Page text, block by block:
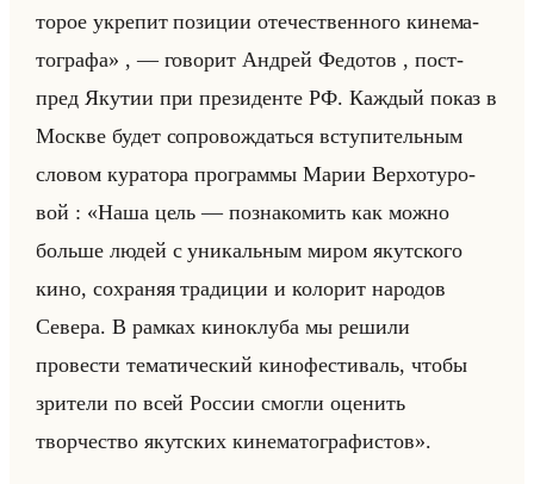
то­рое укре­пит по­зи­ции оте­че­ствен­но­го ки­не­ма­
то­гра­фа» , — го­во­рит Ан­дрей Фе­до­тов , пост­
пред Яку­тии при пре­зи­ден­те РФ. Каж­дый показ в
Москве будет со­про­вож­даться всту­пи­тельным
сло­вом ку­ра­то­ра про­грам­мы Марии Вер­хо­ту­ро­
вой : «Наша цель — познакомить как можно
больше людей с уникальным миром якутского
кино, сохраняя традиции и колорит народов
Севера. В рамках киноклуба мы решили
провести тематический кинофестиваль, чтобы
зрители по всей России смогли оценить
творчество якутских кинематографистов».